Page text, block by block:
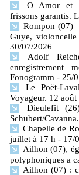
O Amor et
frissons garantis.
Rompon (07)
Guye,
30/07/2026
Adolf
enregistrement
Fonogramm - 25/
Le Poët-
Voyageur. 12
Dieulefit
Schubert/
Chapelle de
juillet à 17 h - 17/
Ailhon (07),
polyphoniques a
Ailhon (07) :